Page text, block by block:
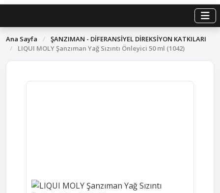
Ana Sayfa /
ŞANZIMAN - DİFERANSİYEL DİREKSİYON KATKILARI
/
LIQUI MOLY Şanzıman Yağ Sızıntı Önleyici 50 ml (1042)